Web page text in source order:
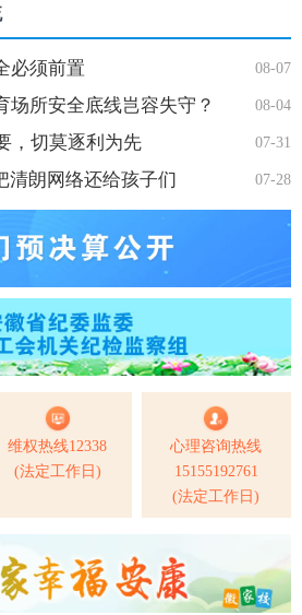
08-07
必须前置
08-04
场所安全底线岂容失守？
07-31
，切莫逐利为先
07-28
清朗网络还给孩子们
维权热线12338
(法定工作日)
心理咨询热线
15155192761
(法定工作日)